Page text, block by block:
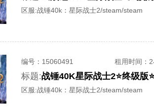
区服:战锤40k：星际战士2/steam/steam
编号： 15060491 租用时间 ：
标题:战锤40K星际战士2⭐终级版
区服:战锤40k：星际战士2/steam/steam